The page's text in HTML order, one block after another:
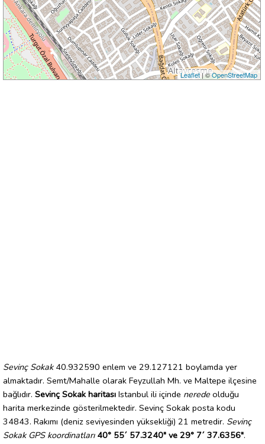
Leaflet| ©OpenStreetMap
Sevinç Sokak40.932590 enlem ve 29.127121 boylamda yer
almaktadır. Semt/Mahalle olarak Feyzullah Mh. ve Maltepe ilçesine
bağlıdır. Sevinç Sokak haritası Istanbul ili içinde nerede olduğu
harita merkezinde gösterilmektedir. Sevinç Sokak posta kodu
34843. Rakımı (deniz seviyesinden yüksekliği) 21 metredir. Sevinç
Sokak GPS koordinatları 40° 55´ 57.3240" ve 29° 7´ 37.6356".